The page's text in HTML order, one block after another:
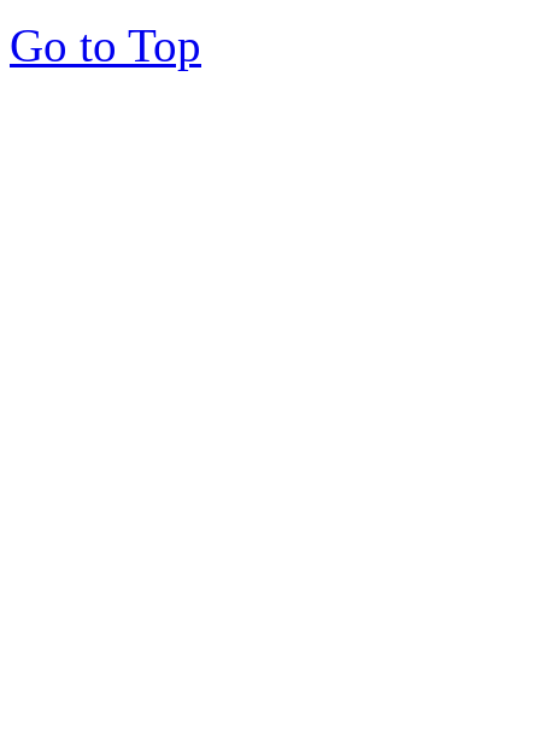
Go to Top